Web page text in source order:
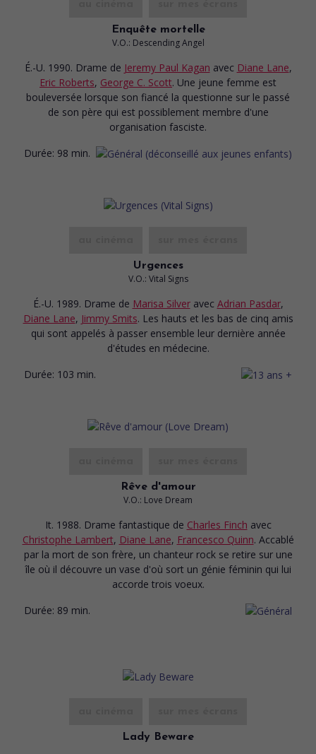
Enquête mortelle
V.O.: Descending Angel
É.-U. 1990. Drame de Jeremy Paul Kagan avec Diane Lane,
Eric Roberts, George C. Scott. Une jeune femme est
bouleversée lorsque son fiancé la questionne sur le passé
de son père qui est possiblement membre d'une
organisation fasciste.
Durée: 98 min.
Urgences
V.O.: Vital Signs
É.-U. 1989. Drame de Marisa Silver avec Adrian Pasdar,
Diane Lane, Jimmy Smits. Les hauts et les bas de cinq amis
qui sont appelés à passer ensemble leur dernière année
d'études en médecine.
Durée: 103 min.
Rêve d'amour
V.O.: Love Dream
It. 1988. Drame fantastique de Charles Finch avec
Christophe Lambert, Diane Lane, Francesco Quinn. Accablé
par la mort de son frère, un chanteur rock se retire sur une
île où il découvre un vase d'où sort un génie féminin qui lui
accorde trois voeux.
Durée: 89 min.
Lady Beware